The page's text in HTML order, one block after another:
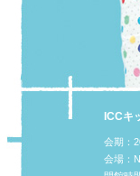
ICCキ
会期：
会場：